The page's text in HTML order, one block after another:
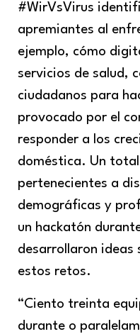
#WirVsVirus
apremiantes al
ejemplo, cómo
servicios de salud,
ciudadanos para
provocado por el
responder a los
doméstica. Un
pertenecientes a
demográficas y
un hackatón
desarrollaron
estos retos.
“Ciento treinta
durante o